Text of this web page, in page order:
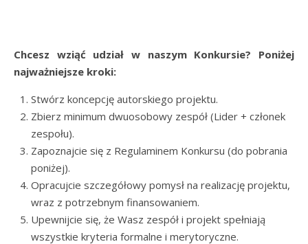
Chcesz wziąć udział w naszym Konkursie? Poniżej
najważniejsze kroki:
Stwórz koncepcję autorskiego projektu.
Zbierz minimum dwuosobowy zespół (Lider + członek
zespołu).
Zapoznajcie się z Regulaminem Konkursu (do pobrania
poniżej).
Opracujcie szczegółowy pomysł na realizację projektu,
wraz z potrzebnym finansowaniem.
Upewnijcie się, że Wasz zespół i projekt spełniają
wszystkie kryteria formalne i merytoryczne.